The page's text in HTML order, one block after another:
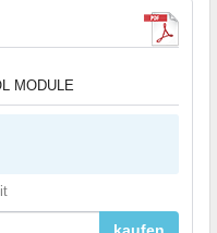
MODULE
kaufen